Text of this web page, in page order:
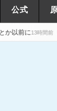
公式
原神】必死にサン